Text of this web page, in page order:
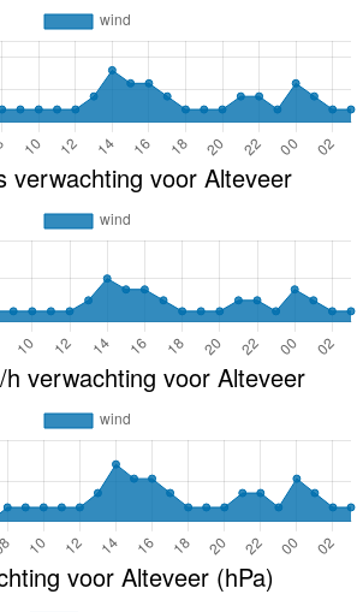
verwachting voor Alteveer
verwachting voor Alteveer
voor Alteveer (hPa)